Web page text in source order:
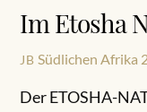
Im Etosha
JB Südlichen Afrika
Der ETOSHA-